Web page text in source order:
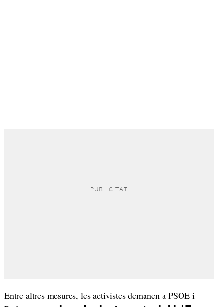
Entre altres mesures, les activistes demanen a PSOE i